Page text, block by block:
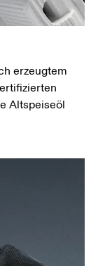
erzeugtem
Altspeiseöl